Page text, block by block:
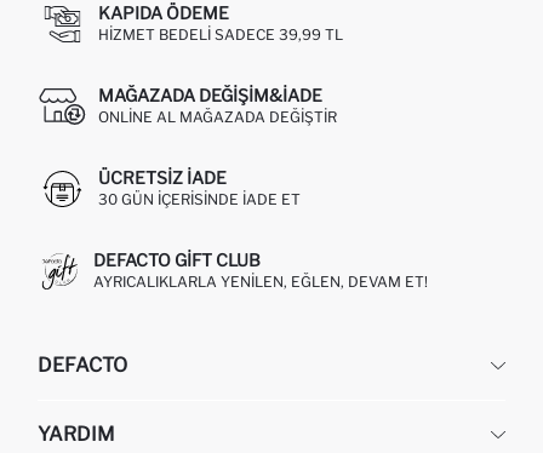
KAPIDA ÖDEME
HIZMET BEDELI SADECE 39,99 TL
MAĞAZADA DEĞIŞIM&İADE
ONLINE AL MAĞAZADA DEĞIŞTIR
ÜCRETSIZ IADE
30 GÜN IÇERISINDE IADE ET
DEFACTO GIFT CLUB
AYRICALIKLARLA YENILEN, EĞLEN, DEVAM ET!
DEFACTO
HAKKIMIZDA
YARDIM